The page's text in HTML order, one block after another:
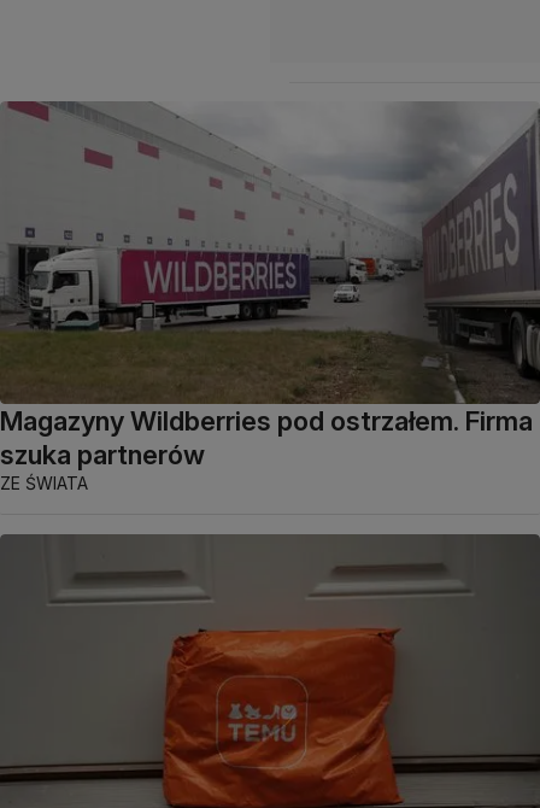
Magazyny Wildberries pod ostrzałem. Firma
szuka partnerów
ZE ŚWIATA